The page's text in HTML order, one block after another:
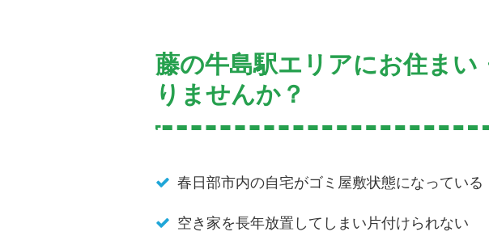
藤の牛島駅エリアにお住ま
りませんか？
春日部市内の自宅がゴミ屋敷状態になっている
空き家を長年放置してしまい片付けられない